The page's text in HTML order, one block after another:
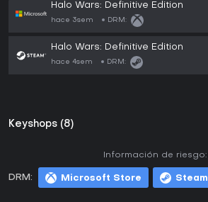
Halo Wars: Definitive Edition
hace 3sem DRM:
Halo Wars: Definitive Edition
hace 4sem DRM:
Keyshops (8)
DRM: Microsoft Store Steam
Información de riesgo: